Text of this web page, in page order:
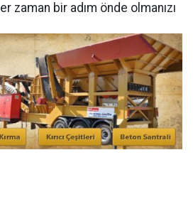
zaman bir adım önde olmanızı